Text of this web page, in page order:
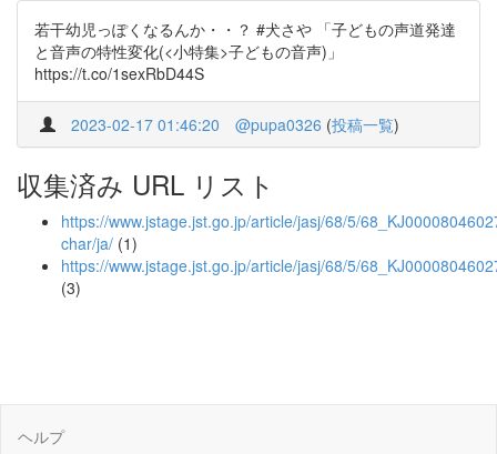
若干幼児っぽくなるんか・・？ #犬さや 「子どもの声道発達
と音声の特性変化(<小特集>子どもの音声)」
https://t.co/1sexRbD44S
2023-02-17 01:46:20 @pupa0326 (投稿一覧)
収集済み URL リスト
https://www.jstage.jst.go.jp/article/jasj/68/5/
char/ja/ (1)
https://www.jstage.jst.go.jp/article/jasj/68/5/
(3)
ヘルプ